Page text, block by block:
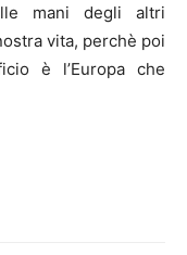
mani degli altri
vita, perchè poi
è l’Europa che